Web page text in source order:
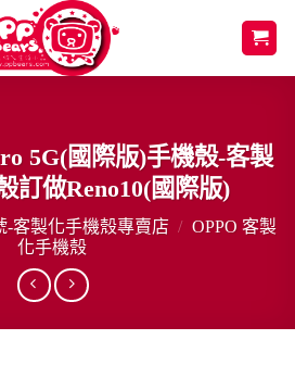
5G(國際版)手機殼-客製
訂做Reno10(國際版)
-客製化手機殼專賣店 / OPPO 客製
化手機殼